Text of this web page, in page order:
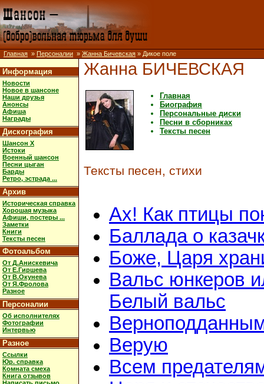
Главная » Персоналии » Жанна Бичевская » Дикое поле
Информация
Новости
Новое в шансоне
Наши друзья
Анонсы
Афиша
Награды
Дискография
Шансон X
Истоки
Военный шансон
Песни цыган
Барды
Ретро, эстрада ...
Архив
Историческая справка
Хорошая музыка
Афиши, постеры ...
Заметки
Книги
Тексты песен
Фотоальбом
От Д.Анискевича
От Е.Гиршева
От В.Окунева
От Я.Фролова
Разное
Персоналии
Об исполнителях
Фотографии
Интервью
Разное
Ссылки
Юр. справка
Комната смеха
Книга отзывов
Жанна БИЧЕВСКАЯ
Главная
Биография
Персональные диски
Песни в сборниках
Тексты песен
Тексты песен, стихи
Ах! Как птицы
Баллада о
Боже, Царя
Вальс юнкеров
Белый вальс
Верую
Всем